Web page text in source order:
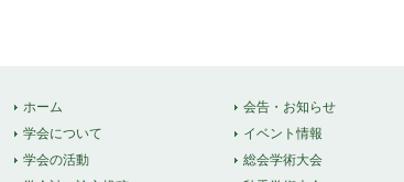
ホーム
学会について
学会の活動
会告・お知らせ
イベント情報
総会学術大会